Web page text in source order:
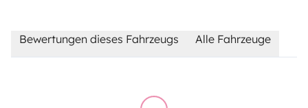
Bewertungen dieses Fahrzeugs Alle Fahrzeuge